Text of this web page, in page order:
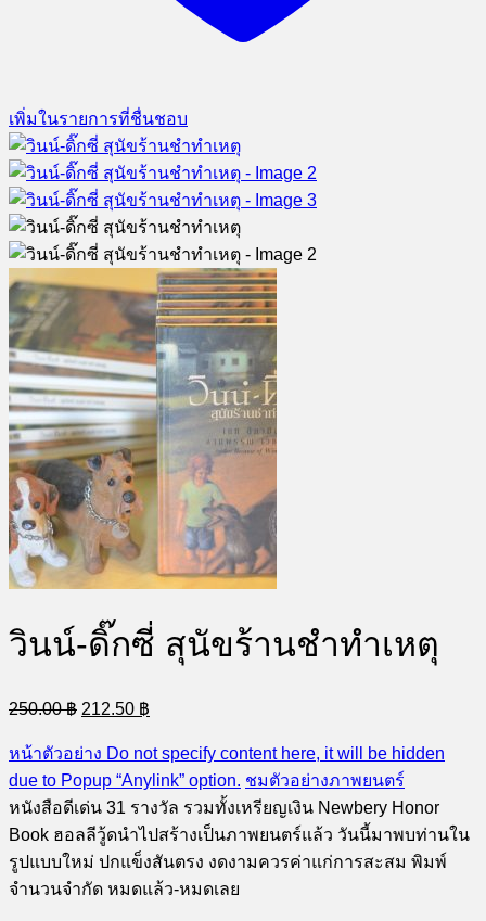
เพิ่มในรายการที่ชื่นชอบ
วินน์-ดิ๊กซี่ สุนัขร้านชำทำเหตุ
250.00฿ Original
price
was:
250.00 ฿.
212.50 ฿
price
212.50 ฿.
หน้าตัวอย่าง Do not specify content here, it will be hidden
due to Popup “Anylink” option. ชมตัวอย่างภาพยนตร์
หนังสือดีเด่น 31 รางวัล รวมทั้งเหรียญเงิน Newbery Honor
Book ฮอลลีวู้ดนำไปสร้างเป็นภาพยนตร์แล้ว วันนี้มาพบท่านใน
รูปแบบใหม่ ปกแข็งสันตรง งดงามควรค่าแก่การสะสม พิมพ์
จำนวนจำกัด หมดแล้ว-หมดเลย